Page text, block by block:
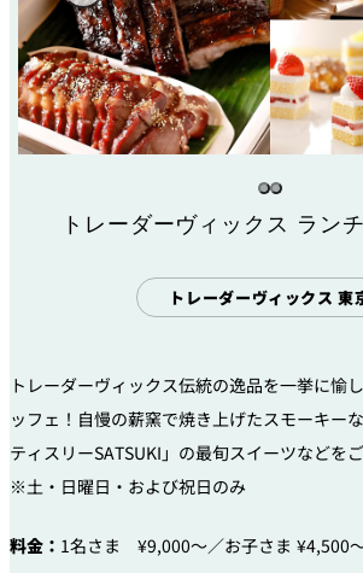
トレーダーヴィックス ラン
トレーダーヴィックス 東
トレーダーヴィックス伝統の逸品を一挙に愉
ッフェ！自慢の薪窯で焼き上げたスモーキー
ティスリーSATSUKI」の最旬スイーツなどを
※土・日曜日・および祝日のみ
料金： 1名さま ¥9,000～／お子さま ¥4,500